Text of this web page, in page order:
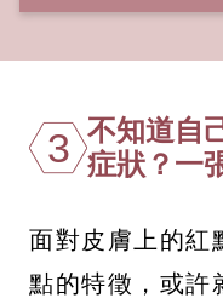
3 不知道自
症狀？一
面對皮膚上的紅
點的特徵，或許